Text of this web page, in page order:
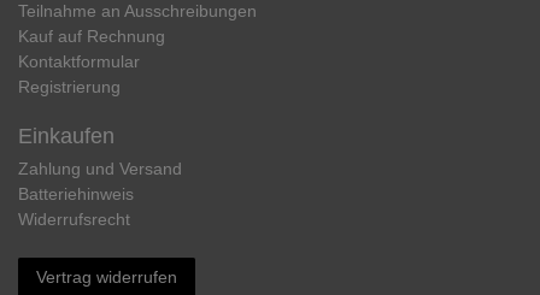
Teilnahme an Ausschreibungen
Kauf auf Rechnung
Kontaktformular
Registrierung
Einkaufen
Zahlung und Versand
Batteriehinweis
Widerrufs­recht
Vertrag widerrufen